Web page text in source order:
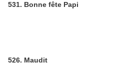
531. Bonne fête Papi
526. Maudit